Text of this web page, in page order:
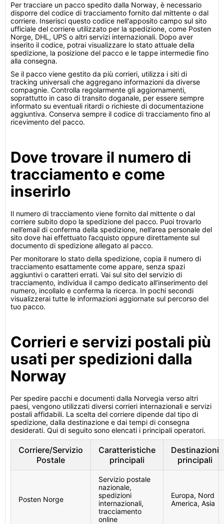
Per tracciare un pacco spedito dalla Norway, è necessario
disporre del codice di tracciamento fornito dal mittente o dal
corriere. Inserisci questo codice nell'apposito campo sul sito
ufficiale del corriere utilizzato per la spedizione, come Posten
Norge, DHL, UPS o altri servizi internazionali. Dopo aver
inserito il codice, potrai visualizzare lo stato attuale della
spedizione, la posizione del pacco e le tappe intermedie fino
alla consegna.
Se il pacco viene gestito da più corrieri, utilizza i siti di
tracking universali che aggregano informazioni da diverse
compagnie. Controlla regolarmente gli aggiornamenti,
soprattutto in caso di transito doganale, per essere sempre
informato su eventuali ritardi o richieste di documentazione
aggiuntiva. Conserva sempre il codice di tracciamento fino al
ricevimento del pacco.
Dove trovare il numero di
tracciamento e come
inserirlo
Il numero di tracciamento viene fornito dal mittente o dal
corriere subito dopo la spedizione del pacco. Puoi trovarlo
nell’email di conferma della spedizione, nell’area personale del
sito dove hai effettuato l’acquisto oppure direttamente sul
documento di spedizione allegato al pacco.
Per monitorare lo stato della spedizione, copia il numero di
tracciamento esattamente come appare, senza spazi
aggiuntivi o caratteri errati. Vai sul sito del servizio di
tracciamento, individua il campo dedicato all’inserimento del
numero, incollalo e conferma la ricerca. In pochi secondi
visualizzerai tutte le informazioni aggiornate sul percorso del
tuo pacco.
Corrieri e servizi postali più
usati per spedizioni dalla
Norway
Per spedire pacchi e documenti dalla Norvegia verso altri
paesi, vengono utilizzati diversi corrieri internazionali e servizi
postali affidabili. La scelta del corriere dipende dal tipo di
spedizione, dalla destinazione e dai tempi di consegna
desiderati. Qui di seguito sono elencati i principali operatori.
Corriere/Servizio
Postale
Caratteristiche
principali
Destinazioni
principali
Posten Norge
Servizio postale
nazionale,
spedizioni
internazionali,
tracciamento
online
Europa, Nord
America, Asia